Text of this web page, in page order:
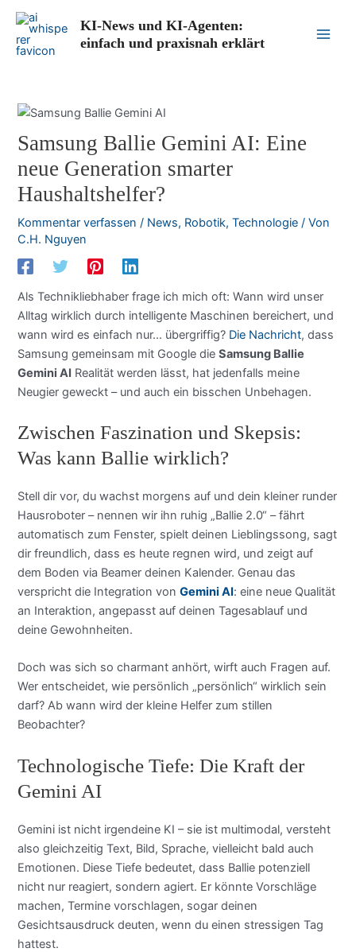
Zum
Inhalt
springen
KI-News und KI-Agenten:
einfach und praxisnah erklärt
Samsung Ballie Gemini AI: Eine
neue Generation smarter
Haushaltshelfer?
Kommentar verfassen / News, Robotik,Technologie / Von
C.H. Nguyen
Als Technikliebhaber frage ich mich oft: Wann wird unser
Alltag wirklich durch intelligente Maschinen bereichert, und
wann wird es einfach nur… übergriffig? Die Nachricht, dass
Samsung gemeinsam mit Google dieSamsung Ballie
Gemini AI Realität werden lässt, hat jedenfalls meine
Neugier geweckt – und auch ein bisschen Unbehagen.
Zwischen Faszination und Skepsis:
Was kann Ballie wirklich?
Stell dir vor, du wachst morgens auf und dein kleiner runder
Hausroboter – nennen wir ihn ruhig „Ballie 2.0“ – fährt
automatisch zum Fenster, spielt deinen Lieblingssong, sagt
dir freundlich, dass es heute regnen wird, und zeigt auf
dem Boden via Beamer deinen Kalender. Genau das
verspricht die Integration vonGemini AI: eine neue Qualität
an Interaktion, angepasst auf deinen Tagesablauf und
deine Gewohnheiten.
Doch was sich so charmant anhört, wirft auch Fragen auf.
Wer entscheidet, wie persönlich „persönlich“ wirklich sein
darf? Ab wann wird der kleine Helfer zum stillen
Beobachter?
Technologische Tiefe: Die Kraft der
Gemini AI
Gemini ist nicht irgendeine KI – sie ist multimodal, versteht
also gleichzeitig Text, Bild, Sprache, vielleicht bald auch
Emotionen. Diese Tiefe bedeutet, dass Ballie potenziell
nicht nur reagiert, sondern agiert. Er könnte Vorschläge
machen, Termine vorschlagen, sogar deinen
Gesichtsausdruck deuten, wenn du einen stressigen Tag
hattest.